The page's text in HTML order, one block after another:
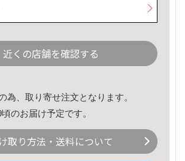
近くの店舗を確認する
為、取り寄せ注文となります。
のお届け予定です。
取り方法・送料について